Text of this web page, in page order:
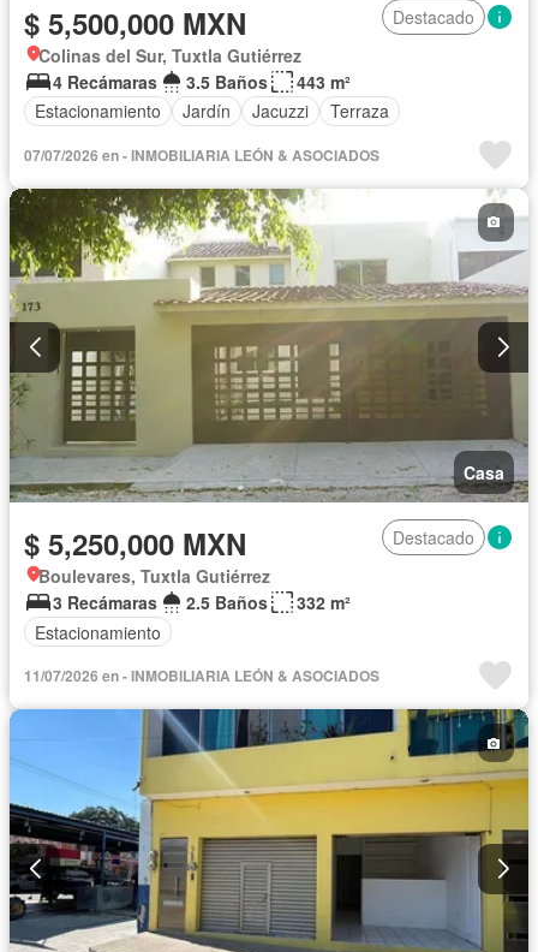
$ 5,500,000 MXN
Destacado
Colinas del Sur, Tuxtla Gutiérrez
4 Recámaras
3.5 Baños
443 m²
Estacionamiento
Jardín Jacuzzi Terraza
07/07/2026 en - INMOBILIARIA LEÓN & ASOCIADOS
Casa
$ 5,250,000 MXN
Destacado
Boulevares, Tuxtla Gutiérrez
3 Recámaras
2.5 Baños
332 m²
Estacionamiento
11/07/2026 en - INMOBILIARIA LEÓN & ASOCIADOS